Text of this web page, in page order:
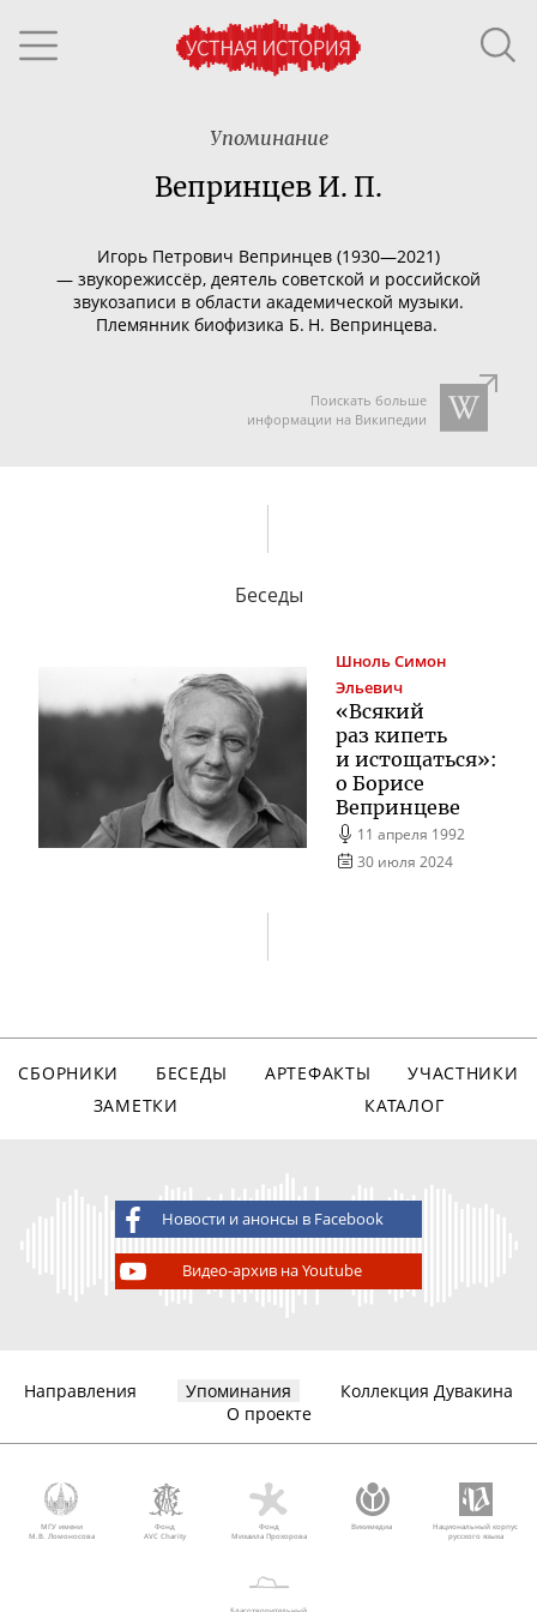
Упоминание
Вепринцев И. П.
Игорь Петрович Вепринцев (1930—2021)
— звукорежиссёр, деятель советской и российской
звукозаписи в области академической музыки.
Племянник биофизика Б. Н. Вепринцева.
Поискать больше
информации на Википедии
Беседы
ШнольСимон
Эльевич
«Всякий
раз кипеть
и истощаться»:
о Борисе
Вепринцеве
11 апреля 1992
30 июля 2024
СБОРНИКИ БЕСЕДЫ АРТЕФАКТЫ
УЧАСТНИКИ
ЗАМЕТКИ
КАТАЛОГ
Новости и анонсы в Facebook
Видео-архив на Youtube
Направления Упоминания
Коллекция Дувакина
О проекте
МГУ имени
М.В. Ломоносова
Фонд
AVC Charity
Фонд
Михаила Прохорова
Викимедиа
Национальный корпус
русского языка